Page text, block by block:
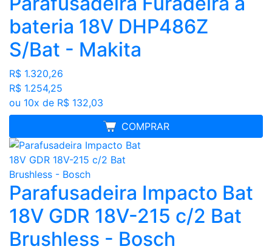
bateria 18V DHP486Z
S/Bat - Makita
R$ 1.320,26
R$ 1.254,25
ou 10x de R$ 132,03
COMPRAR
MELHOR PREÇO
Parafusadeira Impacto Bat
18V GDR 18V-215 c/2 Bat
Brushless - Bosch